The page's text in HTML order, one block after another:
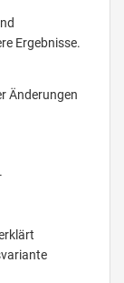
Ergebnisse.
Änderungen